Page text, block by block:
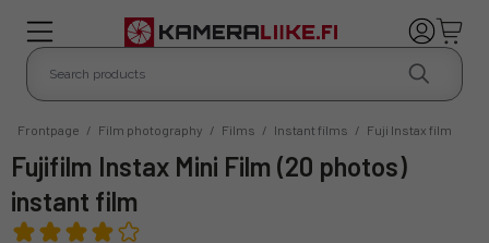
Frontpage / Film photography / Films / Instant films / Fuji Instax film
Fujifilm Instax Mini Film (20 photos)
instant film